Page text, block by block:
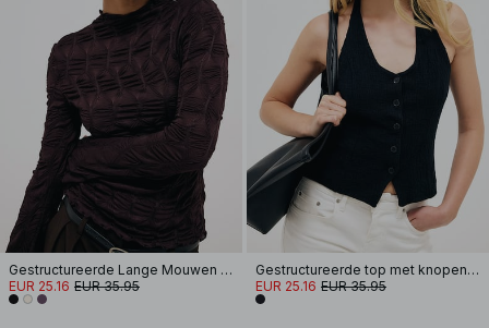
Gestructureerde Lange Mouwen Top
EUR 25.16 EUR 35.95
Gestructureerde top met knopen en halternek
EUR 25.16 EUR 35.95